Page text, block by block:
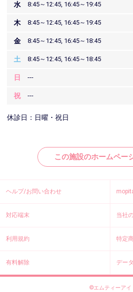
水 8:45～12:45, 16:45～19:45
木 8:45～12:45, 16:45～19:45
金 8:45～12:45, 16:45～18:45
土 8:45～12:45, 16:45～18:45
日 ---
祝 ---
休診日：日曜・祝日
この施設のホームペー
ヘルプ/お問い合わせ
対応端末 当社
利用規約 特定
有料解除 デー
©エムティーアイ